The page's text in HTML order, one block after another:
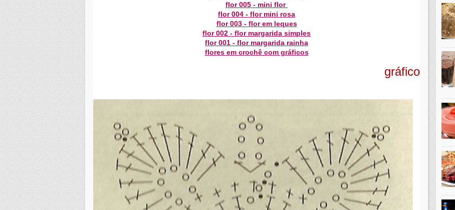
flor 005 - mini flor
flor 004 - flor mini rosa
flor 003 - flor em leques
flor 002 - flor margarida simples
flor 001 - flor margarida rainha
flores em crochê com gráficos
gráfico